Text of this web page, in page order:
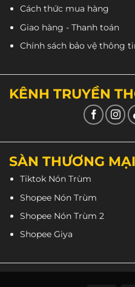
Cách thức mua hàng
Giao hàng - Thanh toán
Chính sách bảo vệ thông
KÊNH TRUYỀN
SÀN THƯƠNG
Tiktok Nón Trùm
Shopee Nón Trùm
Shopee Nón Trùm 2
Shopee Giya